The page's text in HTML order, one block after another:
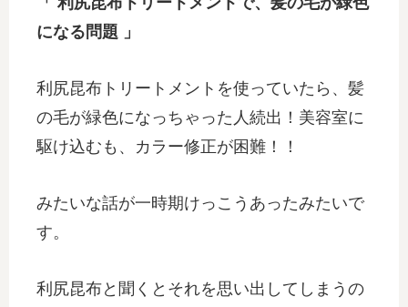
になる問題 」
利尻昆布トリートメントを使っていたら、髪
の毛が緑色になっちゃった人続出！美容室に
駆け込むも、カラー修正が困難！！
みたいな話が一時期けっこうあったみたいで
す。
利尻昆布と聞くとそれを思い出してしまうの